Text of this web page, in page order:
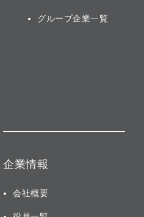
グループ企業一覧
企業情報
会社概要